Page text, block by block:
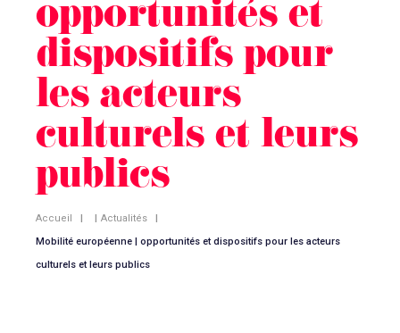
opportunités et
dispositifs pour
les acteurs
culturels et leurs
publics
Accueil | | Actualités
|
Mobilité européenne | opportunités et dispositifs pour les acteurs
culturels et leurs publics